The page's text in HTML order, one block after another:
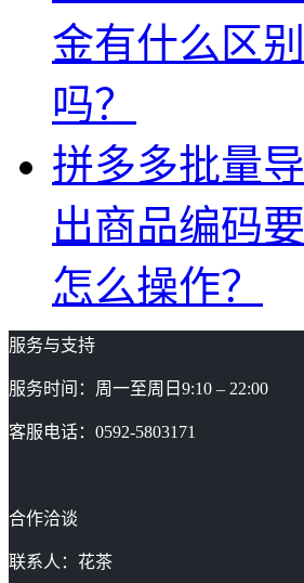
金有什么区别
吗？
拼多多批量导
出商品编码要
怎么操作？
服务与支持
服务时间：周一至周日9:10 – 22:00
客服电话：0592-5803171
合作洽谈
联系人：花茶